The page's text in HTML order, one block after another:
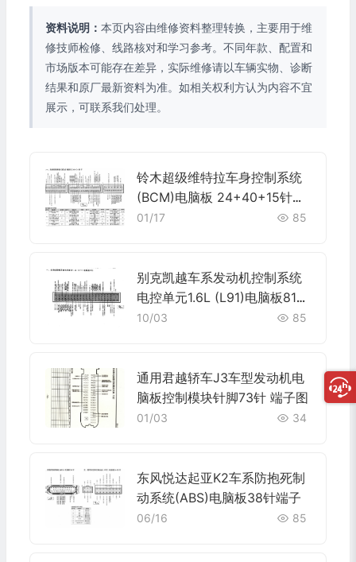
资料说明： 本页内容由维修资料整理转换，主要用于维
修技师检修、线路核对和学习参考。不同年款、配置和
市场版本可能存在差异，实际维修请以车辆实物、诊断
结果和原厂最新资料为准。如相关权利方认为内容不宜
展示，可联系我们处理。
铃木超级维特拉车身控制系统
(BCM)电脑板 24+40+15针端
子
01/17 85
别克凯越车系发动机控制系统
电控单元1.6L (L91)电脑板81针
端子
10/03 85
通用君越轿车J3车型发动机电
脑板控制模块针脚73针 端子图
01/03 34
东风悦达起亚K2车系防抱死制
动系统(ABS)电脑板38针端子
06/16 85